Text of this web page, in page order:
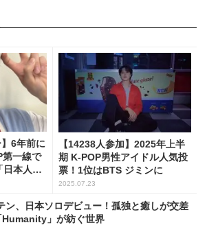
】6年前に
第一線で
本人だ
【14238人参加】2025年上半
期 K-POP男性アイドル人気投
票！1位はBTS ジミンに
2025.07.23
ン、日本ソロデビュー！孤独と癒しが交差
Humanity」が紡ぐ世界